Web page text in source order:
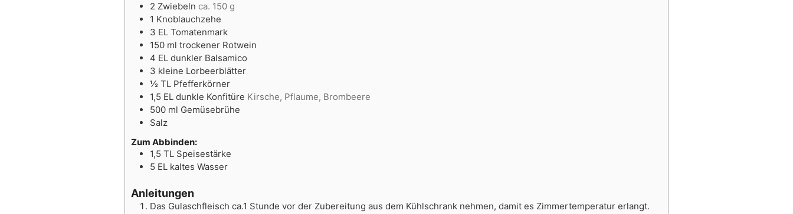
2 Zwiebeln ca. 150 g
1 Knoblauchzehe
3 EL Tomatenmark
150 ml trockener Rotwein
4 EL dunkler Balsamico
3 kleine Lorbeerblätter
½ TL Pfefferkörner
1,5 EL dunkle Konfitüre Kirsche, Pflaume, Brombeere
500 ml Gemüsebrühe
Salz
Zum Abbinden:
1,5 TL Speisestärke
5 EL kaltes Wasser
Anleitungen
Das Gulaschfleisch ca.1 Stunde vor der Zubereitung aus dem Kühlschrank nehmen, damit es Zimmertemperatur erlangt.